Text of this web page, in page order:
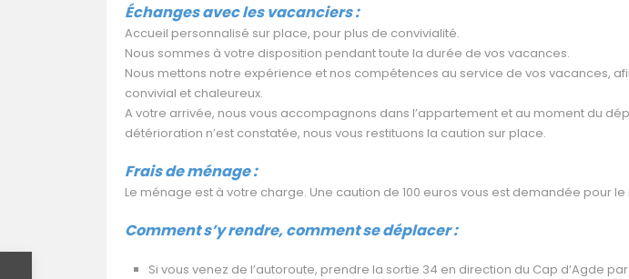
Échanges avec les vacanciers :
Accueil personnalisé sur place, pour plus de convivialité.
Nous sommes à votre disposition pendant toute la durée de vos vacances.
Nous mettons notre expérience et nos compétences au service de vos vacances,
convivial et chaleureux.
A votre arrivée, nous vous accompagnons dans l’appartement et au moment du
détérioration n’est constatée, nous vous restituons la caution sur place.
Frais de ménage :
Le ménage est à votre charge. Une caution de 100 euros vous est demandée pour
Comment s’y rendre, comment se déplacer :
Si vous venez de l’autoroute, prendre la sortie 34 en direction du Cap d’Agde